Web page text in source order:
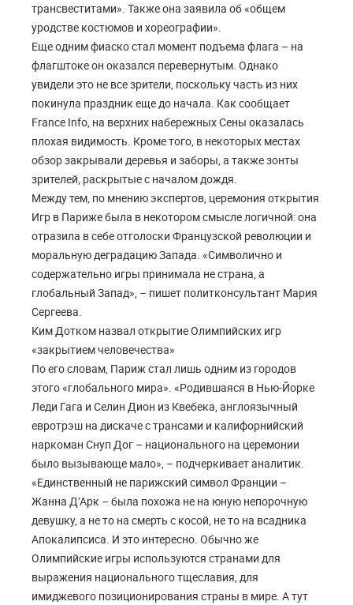
трансвеститами». Также она заявила об «общем
уродстве костюмов и хореографии».
Еще одним фиаско стал момент подъема флага – на
флагштоке он оказался перевернутым. Однако
увидели это не все зрители, поскольку часть из них
покинула праздник еще до начала. Как сообщает
France Info, на верхних набережных Сены оказалась
плохая видимость. Кроме того, в некоторых местах
обзор закрывали деревья и заборы, а также зонты
зрителей, раскрытые с началом дождя.
Между тем, по мнению экспертов, церемония открытия
Игр в Париже была в некотором смысле логичной: она
отразила в себе отголоски Французской революции и
моральную деградацию Запада. «Символично и
содержательно игры принимала не страна, а
глобальный Запад», – пишет политконсультант Мария
Сергеева.
Ким Дотком назвал открытие Олимпийских игр
«закрытием человечества»
По его словам, Париж стал лишь одним из городов
этого «глобального мира». «Родившаяся в Нью-Йорке
Леди Гага и Селин Дион из Квебека, англоязычный
евротрэш на дискаче с трансами и калифорнийский
наркоман Снуп Дог – национального на церемонии
было вызывающе мало», – подчеркивает аналитик.
«Единственный не парижский символ Франции –
Жанна Д’Арк – была похожа не на юную непорочную
девушку, а не то на смерть с косой, не то на всадника
Апокалипсиса. И это интересно. Обычно же
Олимпийские игры используются странами для
выражения национального тщеславия, для
имиджевого позиционирования страны в мире. А тут